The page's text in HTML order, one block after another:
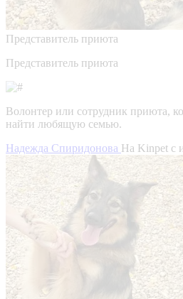
Представитель приюта
Представитель приюта
Волонтер или сотрудник приюта,
найти любящую семью.
Надежда Спиридонова На Kinpet c